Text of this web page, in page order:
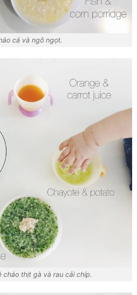
cá và ngô ngọt.
cháo thịt gà và rau cải chíp.